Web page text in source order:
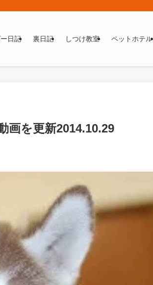
日記 裏日記 しつけ教室 ペットホテル
画を更新2014.10.29